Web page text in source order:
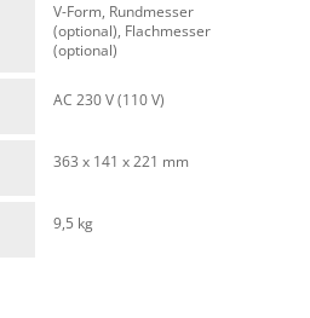
V-Form, Rundmesser
(optional), Flachmesser
(optional)
AC 230 V (110 V)
363 x 141 x 221 mm
9,5 kg